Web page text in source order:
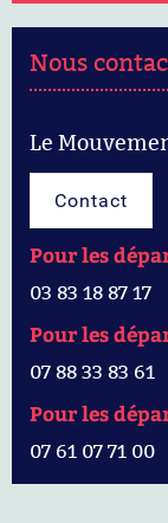
Nous
Le
Contact
Pour les
03 83 18 87 17
Pour les
07 88 33 83 61
Pour les
07 61 07 71 00